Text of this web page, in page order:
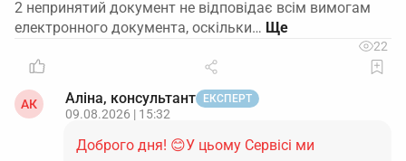
2 непринятий документ не відповідає всім вимогам
електронного документа, оскільки…
22
АК Аліна, консультант ЕКСПЕРТ
09.08.2026 | 15:32
Доброго дня! 😊У цьому Сервісі ми